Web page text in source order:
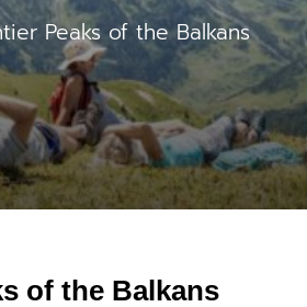
Peaks of the Balkans
of the Balkans